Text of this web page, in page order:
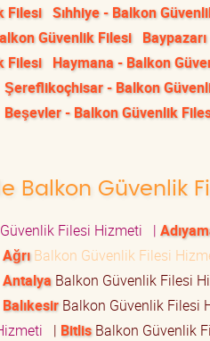
Filesi Sıhhiye - Balkon
Güvenlik Filesi
Filesi Haymana - Balkon
Şereflikoçhisar - Balkon
Beşevler - Balkon Güvenlik
Balkon Güvenlik
Filesi Hizmeti |
AğrıBalkon Güvenlik Filesi
Antalya Balkon Güvenlik Filesi
Balıkesir Balkon Güvenlik Filesi
| BitlisBalkon Güvenlik